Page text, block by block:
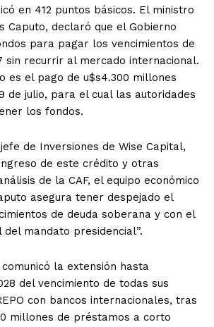
en 412 puntos básicos. El ministro
Caputo, declaró que el Gobierno
para pagar los vencimientos de
sin recurrir al mercado internacional.
es el pago de u$s4.300 millones
de julio, para el cual las autoridades
los fondos.
de Inversiones de Wise Capital,
de este crédito y otras
de la CAF, el equipo económico
asegura tener despejado el
de deuda soberana y con el
mandato presidencial”.
comunicó la extensión hasta
del vencimiento de todas sus
con bancos internacionales, tras
millones de préstamos a corto